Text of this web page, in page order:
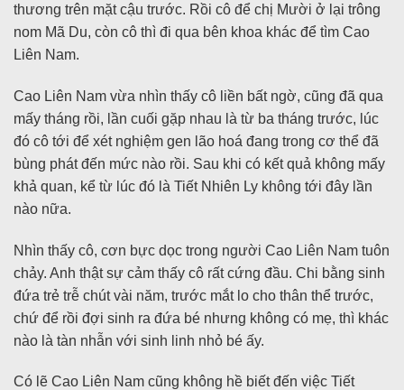
thương trên mặt cậu trước. Rồi cô để chị Mười ở lại trông
nom Mã Du, còn cô thì đi qua bên khoa khác để tìm Cao
Liên Nam.
Cao Liên Nam vừa nhìn thấy cô liền bất ngờ, cũng đã qua
mấy tháng rồi, lần cuối gặp nhau là từ ba tháng trước, lúc
đó cô tới để xét nghiệm gen lão hoá đang trong cơ thể đã
bùng phát đến mức nào rồi. Sau khi có kết quả không mấy
khả quan, kể từ lúc đó là Tiết Nhiên Ly không tới đây lần
nào nữa.
Nhìn thấy cô, cơn bực dọc trong người Cao Liên Nam tuôn
chảy. Anh thật sự cảm thấy cô rất cứng đầu. Chi bằng sinh
đứa trẻ trễ chút vài năm, trước mắt lo cho thân thể trước,
chứ để rồi đợi sinh ra đứa bé nhưng không có mẹ, thì khác
nào là tàn nhẫn với sinh linh nhỏ bé ấy.
Có lẽ Cao Liên Nam cũng không hề biết đến việc Tiết